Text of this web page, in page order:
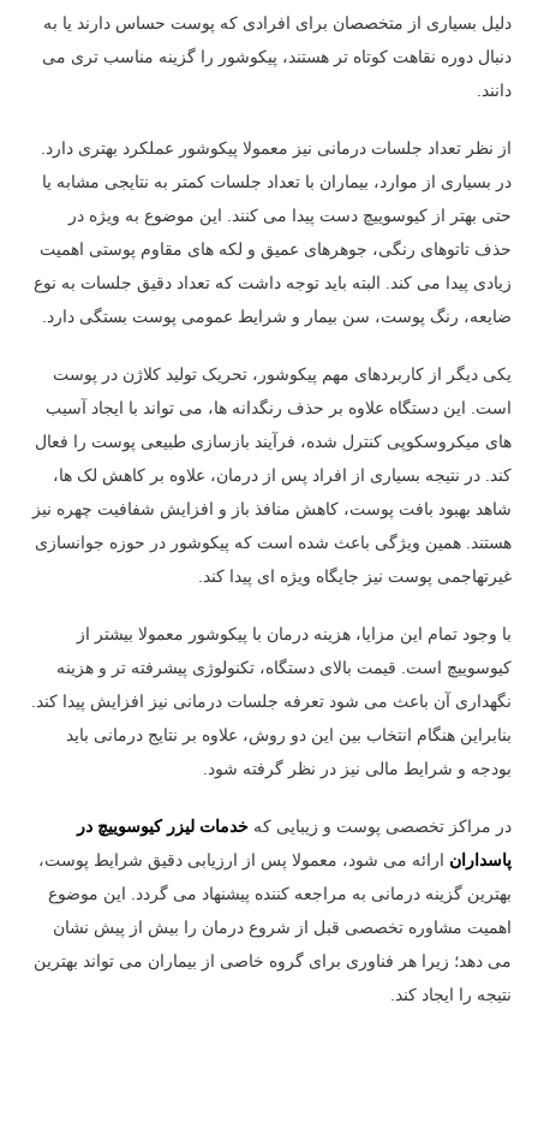
دلیل بسیاری از متخصصان برای افرادی که پوست حساس دارند یا به
دنبال دوره نقاهت کوتاه تر هستند، پیکوشور را گزینه مناسب تری می
دانند.
از نظر تعداد جلسات درمانی نیز معمولا پیکوشور عملکرد بهتری دارد.
در بسیاری از موارد، بیماران با تعداد جلسات کمتر به نتایجی مشابه یا
حتی بهتر از کیوسوییچ دست پیدا می کنند. این موضوع به ویژه در
حذف تاتوهای رنگی، جوهرهای عمیق و لکه های مقاوم پوستی اهمیت
زیادی پیدا می کند. البته باید توجه داشت که تعداد دقیق جلسات به نوع
ضایعه، رنگ پوست، سن بیمار و شرایط عمومی پوست بستگی دارد.
یکی دیگر از کاربردهای مهم پیکوشور، تحریک تولید کلاژن در پوست
است. این دستگاه علاوه بر حذف رنگدانه ها، می تواند با ایجاد آسیب
های میکروسکوپی کنترل شده، فرآیند بازسازی طبیعی پوست را فعال
کند. در نتیجه بسیاری از افراد پس از درمان، علاوه بر کاهش لک ها،
شاهد بهبود بافت پوست، کاهش منافذ باز و افزایش شفافیت چهره نیز
هستند. همین ویژگی باعث شده است که پیکوشور در حوزه جوانسازی
غیرتهاجمی پوست نیز جایگاه ویژه ای پیدا کند.
با وجود تمام این مزایا، هزینه درمان با پیکوشور معمولا بیشتر از
کیوسوییچ است. قیمت بالای دستگاه، تکنولوژی پیشرفته تر و هزینه
نگهداری آن باعث می شود تعرفه جلسات درمانی نیز افزایش پیدا کند.
بنابراین هنگام انتخاب بین این دو روش، علاوه بر نتایج درمانی باید
بودجه و شرایط مالی نیز در نظر گرفته شود.
در مراکز تخصصی پوست و زیبایی کهخدمات لیزر کیوسوییچ در
پاسداران ارائه می شود، معمولا پس از ارزیابی دقیق شرایط پوست،
بهترین گزینه درمانی به مراجعه کننده پیشنهاد می گردد. این موضوع
اهمیت مشاوره تخصصی قبل از شروع درمان را بیش از پیش نشان
می دهد؛ زیرا هر فناوری برای گروه خاصی از بیماران می تواند بهترین
نتیجه را ایجاد کند.